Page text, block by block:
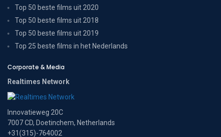
Top 50 beste films uit 2020
Top 50 beste films uit 2018
Top 50 beste films uit 2019
Top 25 beste films in het Nederlands
Corporate & Media
Realtimes Network
Innovatieweg 20C
7007 CD, Doetinchem, Netherlands
+31(315)-764002